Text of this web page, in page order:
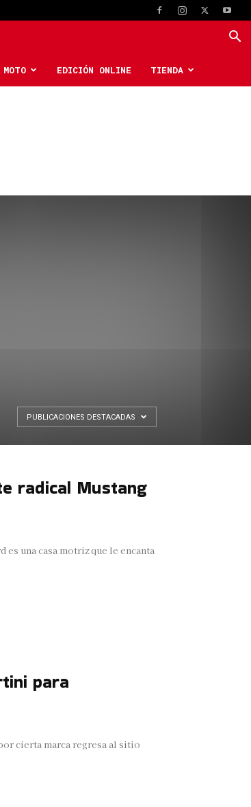
MOTO EDICIÓN ONLINE TIENDA
PUBLICACIONES DESTACADAS
radical Mustang
es una casa motriz que le encanta
para
cierta marca regresa al sitio